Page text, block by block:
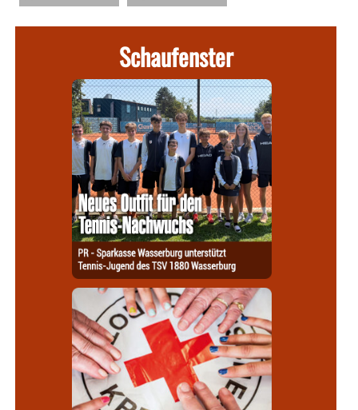
Schaufenster